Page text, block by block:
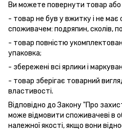
Ви можете повернути товар або
- товар не був у вжитку і не має
споживачем: подряпин, сколів,
- товар повністю
упаковка;
- збережені всі ярлики і
- товар зберігає товарний
властивості.
Відповідно до Закону "Про
може відмовити споживачеві в
належної якості, якщо вони